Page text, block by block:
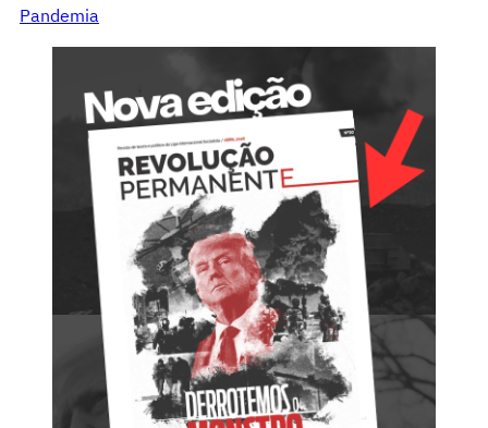
Pandemia